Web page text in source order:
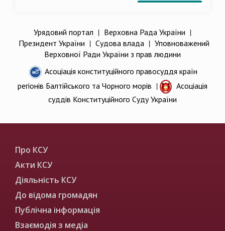
Урядовий портал | Верховна Рада України |
Президент України | Судова влада| Уповноважений
Верховної Ради України з прав людини
Асоціація конституційного правосуддя країн
регіонів Балтійського та Чорного морів |
Асоціація
суддів Конституційного Суду України
Про КСУ
Акти КСУ
Діяльність КСУ
До відома громадян
Публічна інформація
Взаємодія з медіа